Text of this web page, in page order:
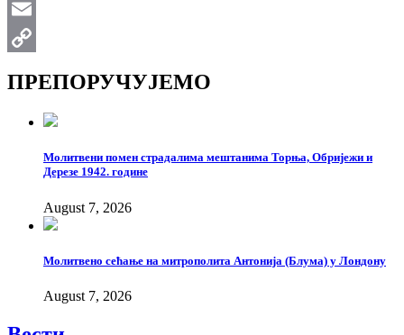
WhatsApp
Email
ПРЕПОРУЧУЈЕМО
Молитвени помен страдалима мештанима Торња, Обријежи и
Дерезе 1942. године
August 7, 2026
Молитвено сећање на митрополита Антонија (Блума) у Лондону
August 7, 2026